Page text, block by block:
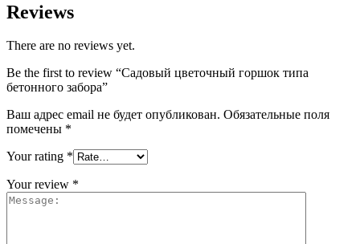
Reviews
There are no reviews yet.
Be the first to review “Садовый цветочный горшок типа
бетонного забора”
Ваш адрес email не будет опубликован. Обязательные поля
помечены *
Your rating *
Your review *